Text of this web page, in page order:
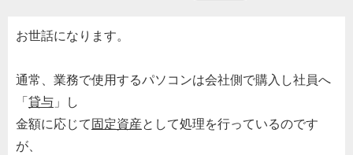
お世話になります。
通常、業務で使用するパソコンは会社側で購入し社員へ
「貸与 」し
金額に応じて固定資産として処理を行っているのです
が、